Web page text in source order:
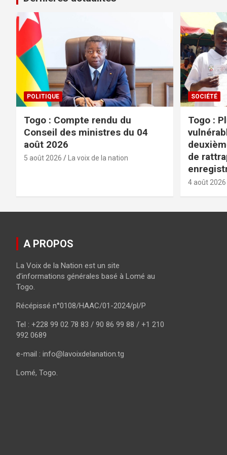
POLITIQUE
Togo : Compte rendu du
Conseil des ministres du 04
août 2026
5 août 2026 La voix de la nation
SOCIÉTÉ
Togo :
de
4 août 2026
A PROPOS
La Voix de la Nation est un site
d’informations générales basé à Lomé au
Togo.
Récépissé n°0108/HAAC/01-2024/pl/P
Tel : +228 99 02 78 83 / 90 86 99 88 / +1 210
992 0689
e-mail : info@lavoixdelanation.tg
Lomé, Togo.